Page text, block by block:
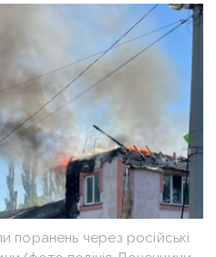
поранень через російські